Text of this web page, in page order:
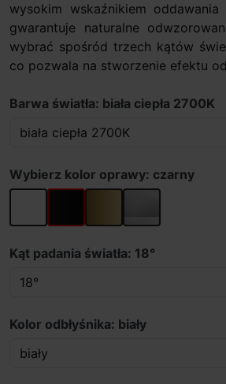
wysokim wskaźnikiem
gwarantuje naturalne
wybrać spośród trzech kątów
co pozwala na stworzenie efektu
Barwa światła: biała ciepła 2700K
Wybierz kolor oprawy: czarny
biały czarnyzłoty szary
Kąt padania światła: 18°
Kolor odbłyśnika: biały